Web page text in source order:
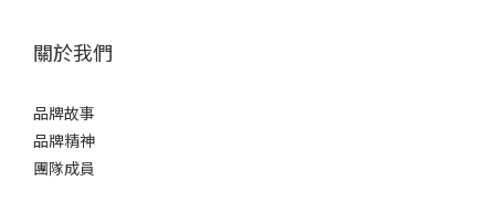
關於我們
品牌故事
品牌精神
團隊成員